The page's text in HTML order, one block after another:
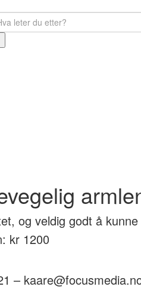
og veldig godt å
kr 1200
–